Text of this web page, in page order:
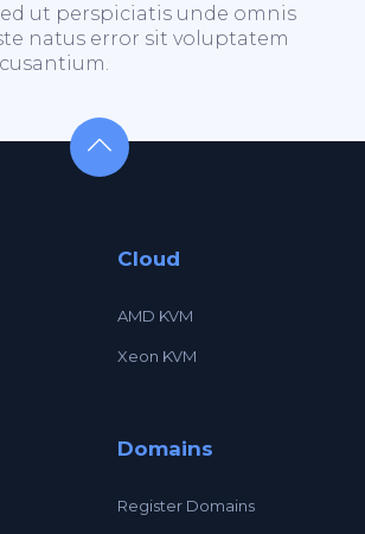
ut perspiciatis unde omnis
natus error sit voluptatem
Cloud
AMD KVM
Xeon KVM
Domains
Register Domains